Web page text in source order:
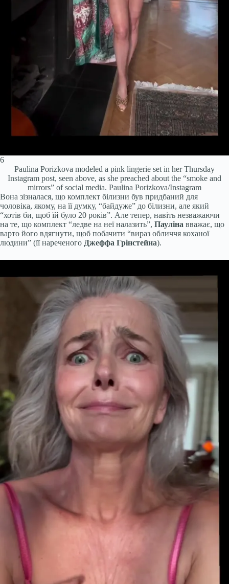
6
Paulina Porizkova modeled a pink lingerie set in her Thursday
Instagram post, seen above, as she preached about the “smoke and
mirrors” of social media. Paulina Porizkova/Instagram
Вона зізналася, що комплект білизни був придбаний для
чоловіка, якому, на її думку, “байдуже” до білизни, але який
“хотів би, щоб їй було 20 років”. Але тепер, навіть незважаючи
на те, що комплект “ледве на неї налазить”, Пауліна вважає, що
варто його вдягнути, щоб побачити “вираз обличчя коханої
людини” (її нареченого Джеффа Грінстейна).